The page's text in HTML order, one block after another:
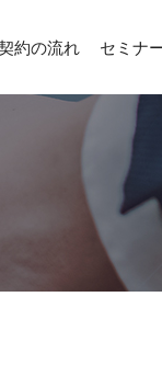
約の流れ セミナ